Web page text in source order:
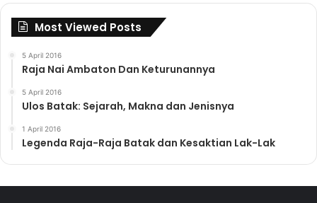
Most Viewed Posts
5 April 2016
Raja Nai Ambaton Dan Keturunannya
5 April 2016
Ulos Batak: Sejarah, Makna dan Jenisnya
1 April 2016
Legenda Raja-Raja Batak dan Kesaktian Lak-Lak